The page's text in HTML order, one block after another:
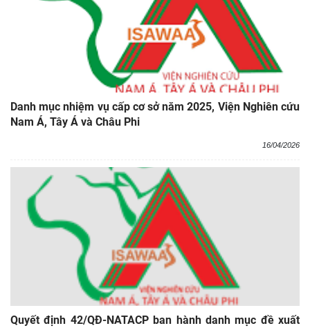
Danh mục nhiệm vụ cấp cơ sở năm 2025, Viện Nghiên cứu
Nam Á, Tây Á và Châu Phi
16/04/2026
Quyết định 42/QĐ-NATACP ban hành danh mục đề xuất